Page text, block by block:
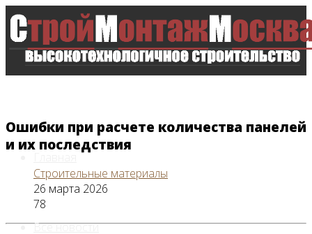
Все новости
Ошибки при расчете количества панелей
и их последствия
Строительные материалы
26 марта 2026
78